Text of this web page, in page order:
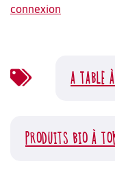
connexion
A TABLE
PRODUITS BIO À